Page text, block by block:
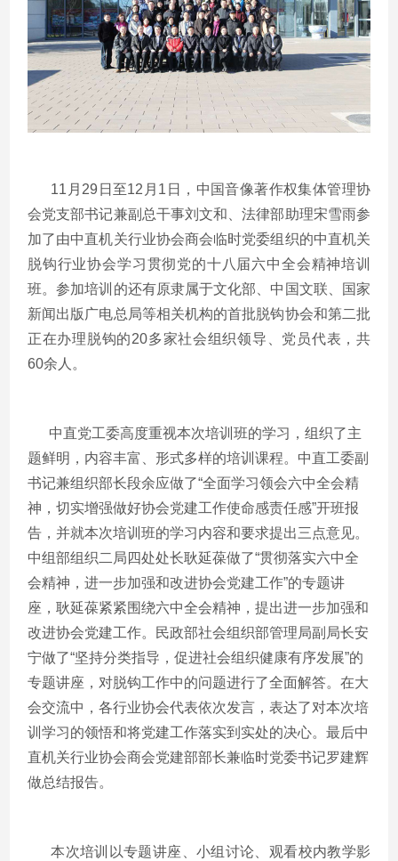
11月29日至12月1日，中国音像著作权集体管理协
会党支部书记兼副总干事刘文和、法律部助理宋雪雨参
加了由中直机关行业协会商会临时党委组织的中直机关
脱钩行业协会学习贯彻党的十八届六中全会精神培训
班。参加培训的还有原隶属于文化部、中国文联、国家
新闻出版广电总局等相关机构的首批脱钩协会和第二批
正在办理脱钩的20多家社会组织领导、党员代表，共
60余人。
中直党工委高度重视本次培训班的学习，组织了主
题鲜明，内容丰富、形式多样的培训课程。中直工委副
书记兼组织部长段余应做了“全面学习领会六中全会精
神，切实增强做好协会党建工作使命感责任感”开班报
告，并就本次培训班的学习内容和要求提出三点意见。
中组部组织二局四处处长耿延葆做了“贯彻落实六中全
会精神，进一步加强和改进协会党建工作”的专题讲
座，耿延葆紧紧围绕六中全会精神，提出进一步加强和
改进协会党建工作。民政部社会组织部管理局副局长安
宁做了“坚持分类指导，促进社会组织健康有序发展”的
专题讲座，对脱钩工作中的问题进行了全面解答。在大
会交流中，各行业协会代表依次发言，表达了对本次培
训学习的领悟和将党建工作落实到实处的决心。最后中
直机关行业协会商会党建部部长兼临时党委书记罗建辉
做总结报告。
本次培训以专题讲座、小组讨论、观看校内教学影